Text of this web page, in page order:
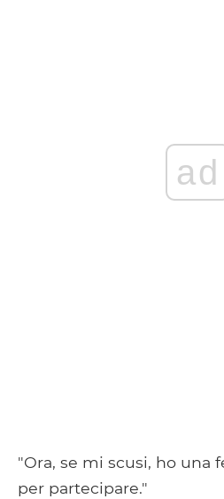
ad
"Ora, se mi scusi, ho una
per partecipare."